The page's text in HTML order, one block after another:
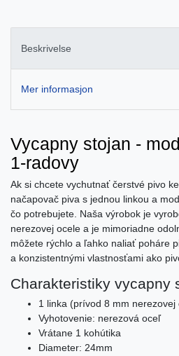
Beskrivelse
Mer informasjon
Vycapny stojan -
1-radovy
Ak si chcete vychutnať čerstvé pivo
načapovač piva s jednou linkou a
čo potrebujete. Naša výrobok je
nerezovej ocele a je mimoriadne
môžete rýchlo a ľahko naliať poháre
a konzistentnými vlastnosťami ako
Charakteristiky vycapny
1 linka (prívod 8 mm nerezovej
Vyhotovenie: nerezová oceľ
Vrátane 1 kohútika
Diameter: 24mm